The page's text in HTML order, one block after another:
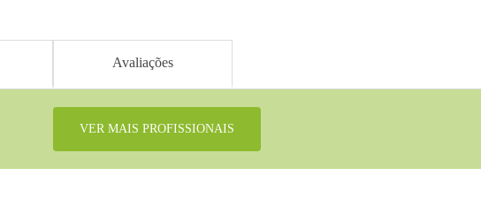
Avaliações
VER MAIS PROFISSIONAIS